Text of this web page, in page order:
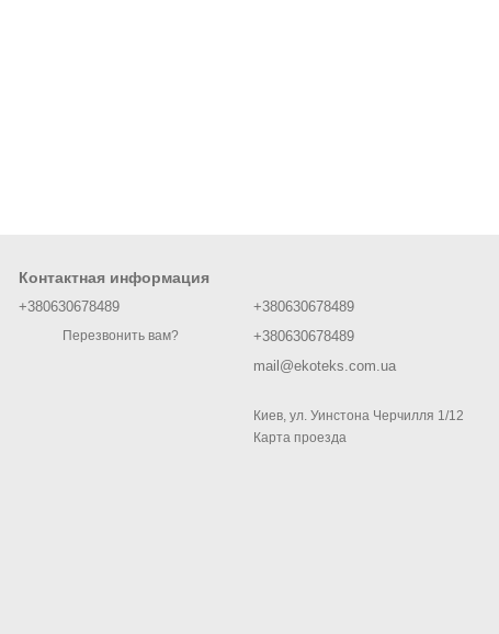
Контактная информация
+380630678489
Перезвонить вам?
+380630678489
+380630678489
mail@ekoteks.com.ua
Киев, ул. Уинстона Черчилля 1/12
Карта проезда